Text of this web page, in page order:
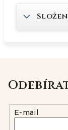
E-mail